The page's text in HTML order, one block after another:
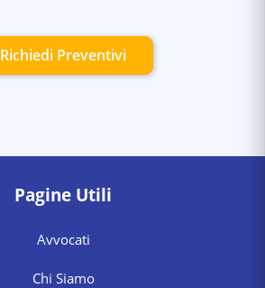
Richiedi Preventivi
Pagine Utili
Avvocati
Chi Siamo